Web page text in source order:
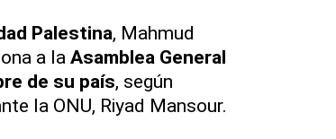
Palestina, Mahmud
a la Asamblea General
de su país, según
la ONU, Riyad Mansour.